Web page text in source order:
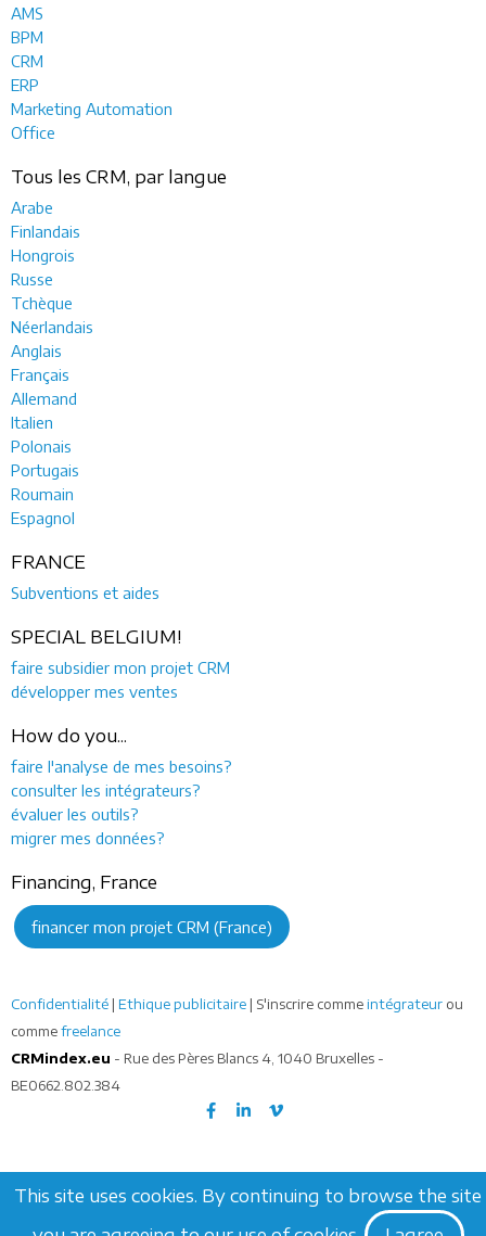
AMS
BPM
CRM
ERP
Marketing Automation
Office
Tous les CRM, par langue
Arabe
Finlandais
Hongrois
Russe
Tchèque
Néerlandais
Anglais
Français
Allemand
Italien
Polonais
Portugais
Roumain
Espagnol
FRANCE
Subventions et aides
SPECIAL BELGIUM!
faire subsidier mon projet CRM
développer mes ventes
How do you...
faire l'analyse de mes besoins?
consulter les intégrateurs?
évaluer les outils?
migrer mes données?
Financing, France
financer mon projet CRM (France)
Confidentialité | Ethique publicitaire | S'inscrire comme intégrateur ou
comme freelance
CRMindex.eu - Rue des Pères Blancs 4, 1040 Bruxelles -
BE0662.802.384
This site uses cookies. By continuing to browse the site